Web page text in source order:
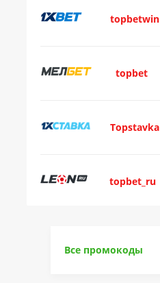
topbetwin
topbet
Topstavka
topbet_ru
Все промокоды